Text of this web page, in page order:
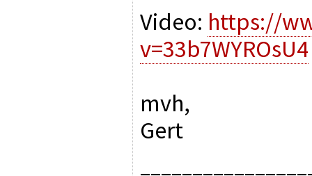
Video: https://
v=33b7WYROsU4
mvh,
Gert